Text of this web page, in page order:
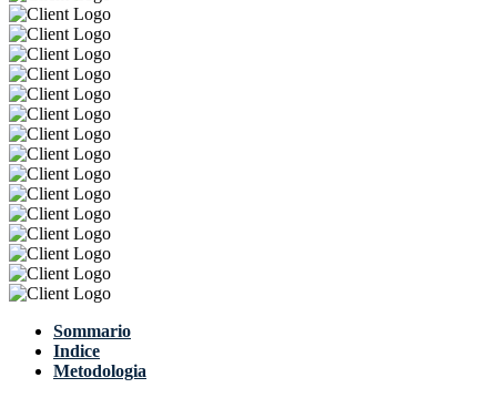
Sommario
Indice
Metodologia